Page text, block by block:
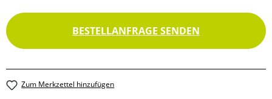
BESTELLANFRAGE SENDEN
Zum Merkzettel hinzufügen